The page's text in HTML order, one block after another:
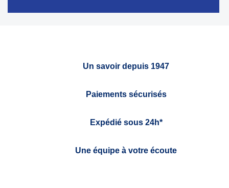
Un savoir depuis 1947
Paiements sécurisés
Expédié sous 24h*
Une équipe à votre écoute